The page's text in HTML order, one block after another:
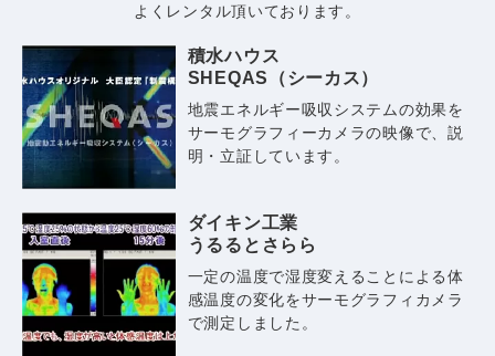
よくレンタル頂いております。
積水ハウス
SHEQAS（シーカス）
地震エネルギー吸収システムの効果を
サーモグラフィーカメラの映像で、説
明・立証しています。
ダイキン工業
うるるとさらら
一定の温度で湿度変えることによる体
感温度の変化をサーモグラフィカメラ
で測定しました。